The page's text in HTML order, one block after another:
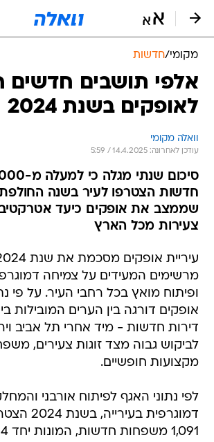
מקומי/חדשות
אלפי תושבים חדשים
לאופקים בשנת 2024
וואלה מקומי
עודכן לאחרונה: 14.4.2025 / 5:59
חדשות הצטרפו לעיר בשנה
שממצב את אופקים כיעד
צעירות מכל הארץ
מרשימים המעידים על צמיחה
ופיתוח מואץ בכל רחבי העיר. על פי
אופקים דורגה בין הערים המובילות
דירות חדשות - מיד אחרי תל אביב
לביקוש גבוה מצד זוגות צעירים,
מקצועות חופשיים.
לפי נתוני האגף לפיתוח אורבני
דמוגרפית